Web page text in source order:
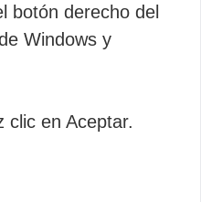
botón derecho del
Windows y
clic en Aceptar.